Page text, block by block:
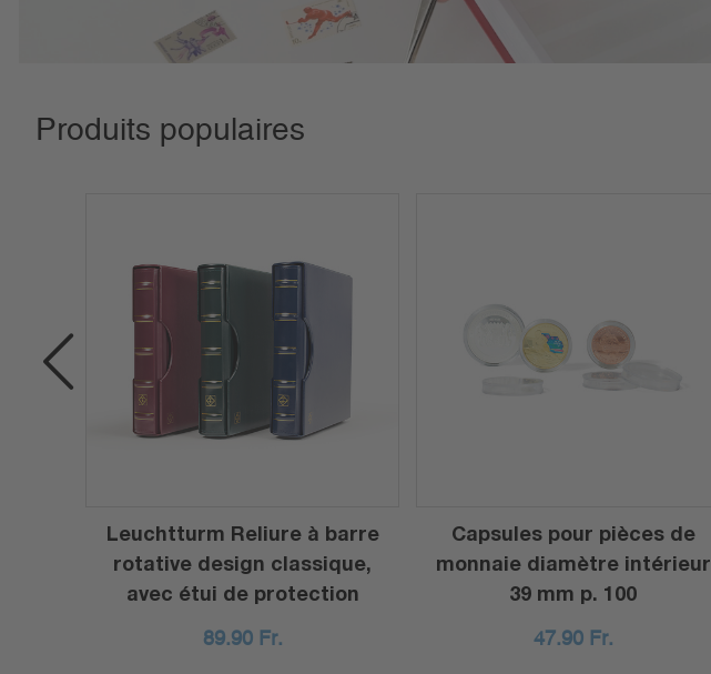
Produits populaires
Leuchtturm Reliure à barre
rotative design classique,
avec étui de protection
89.90 Fr.
Capsules pour pièces de
monnaie diamètre intérieur
39 mm p. 100
47.90 Fr.